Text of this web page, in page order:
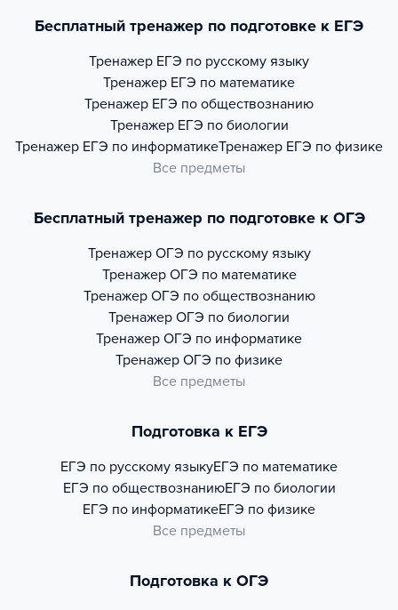
Бесплатный тренажер по подготовке к ЕГЭ
Тренажер ЕГЭ по русскому языку
Тренажер ЕГЭ по математике
Тренажер ЕГЭ по обществознанию
Тренажер ЕГЭ по биологии
Тренажер ЕГЭ по информатикеТренажер ЕГЭ по физике
Все предметы
Бесплатный тренажер по подготовке к ОГЭ
Тренажер ОГЭ по русскому языку
Тренажер ОГЭ по математике
Тренажер ОГЭ по обществознанию
Тренажер ОГЭ по биологии
Тренажер ОГЭ по информатике
Тренажер ОГЭ по физике
Все предметы
Подготовка к ЕГЭ
ЕГЭ по русскому языкуЕГЭ по математике
ЕГЭ по обществознаниюЕГЭ по биологии
ЕГЭ по информатикеЕГЭ по физике
Все предметы
Подготовка к ОГЭ